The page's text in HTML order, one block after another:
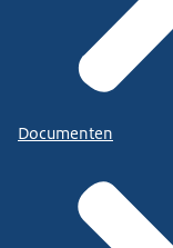
Documenten